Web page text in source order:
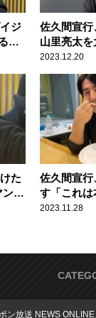
ジ
佐久間宣
山里亮太
そんなこ
2023.12.20
た
み
佐久間宣
す「これ
す」
2023.11.28
ポン放送 NEWS